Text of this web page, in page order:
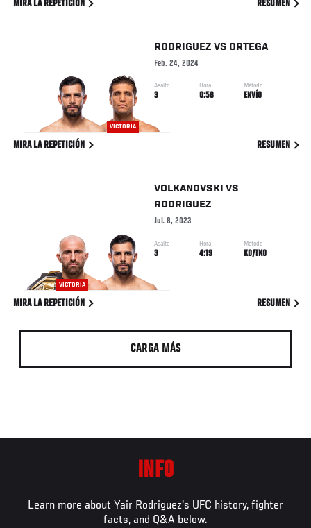
MIRA LA REPETICIÓN RESUMEN
VICTORIA
RODRIGUEZ VS ORTEGA
Feb. 24, 2024
Asalto
3
Hora
0:58
Método
ENVÍO
MIRA LA REPETICIÓN RESUMEN
VICTORIA
VOLKANOVSKI VS
RODRIGUEZ
Jul. 8, 2023
Asalto
3
Hora
4:19
Método
KO/TKO
MIRA LA REPETICIÓN RESUMEN
CARGA MÁS
INFO
Learn more about Yair Rodriguez's UFC history, fighter
facts, and Q&A below.